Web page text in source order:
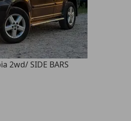
2wd/ SIDE BARS